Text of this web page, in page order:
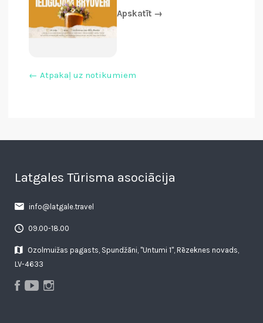
Apskatīt →
← Atpakaļ uz notikumiem
Latgales Tūrisma asociācija
info@latgale.travel
09.00-18.00
Ozolmuižas pagasts, Spundžāni, "Untumi 1", Rēzeknes novads,
LV-4633